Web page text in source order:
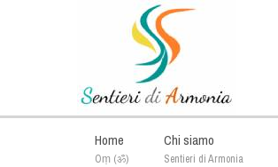
Home
Oṃ (ॐ)
Chi siamo
Sentieri di Armonia